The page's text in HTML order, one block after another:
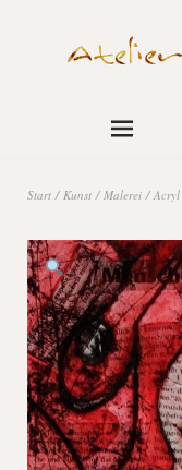
Start / Kunst / Malerei / Acryl